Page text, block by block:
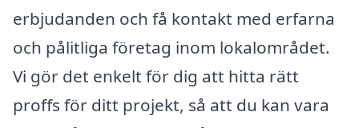
erbjudanden och få kontakt med erfarna
och pålitliga företag inom lokalområdet.
Vi gör det enkelt för dig att hitta rätt
proffs för ditt projekt, så att du kan vara